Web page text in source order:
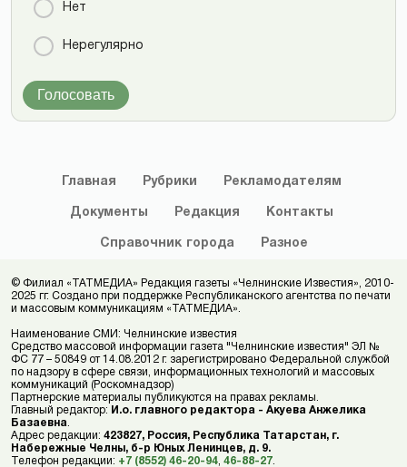
Нет
Нерегулярно
Голосовать
Главная Рубрики Рекламодателям
Документы Редакция Контакты
Справочник города Разное
© Филиал «ТАТМЕДИА» Редакция газеты «Челнинские Известия», 2010-
2025 гг. Создано при поддержке Республиканского агентства по печати
и массовым коммуникациям «ТАТМЕДИА».
Наименование СМИ: Челнинские известия
Средство массовой информации газета "Челнинские известия" ЭЛ №
ФС 77 – 50849 от 14.08.2012 г. зарегистрировано Федеральной службой
по надзору в сфере связи, информационных технологий и массовых
коммуникаций (Роскомнадзор)
Партнерские материалы публикуются на правах рекламы.
Главный редактор: И.о. главного редактора - Акуева Анжелика
Базаевна
Адрес редакции: 423827, Россия, Республика Татарстан, г.
Набережные Челны, б-р Юных Ленинцев, д. 9.
Телефон редакции: +7 (8552) 46-20-94 46-88-27